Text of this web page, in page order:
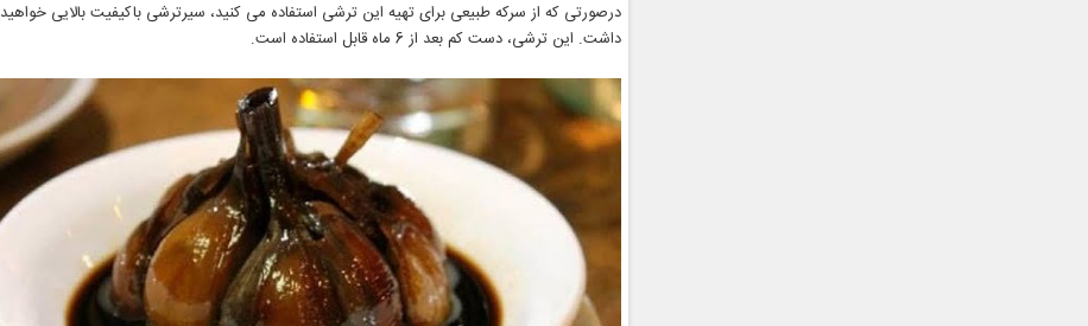
درصورتی که از سركه طبیعی برای تهیه این ترشی استفاده می كنید، سیرترشی باكیفیت بالایی خواهید
داشت. این ترشی، دست كم بعد از 6 ماه قابل استفاده است.